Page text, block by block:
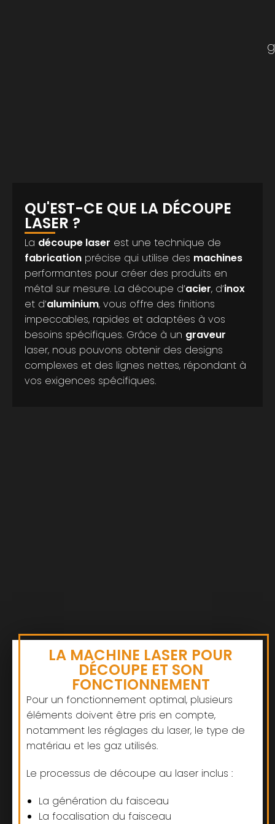
QU'EST-CE QUE LA DÉCOUPE
LASER ?
La découpe laser est une technique de
fabrication précise qui utilise des machines
performantes pour créer des produits en
métal sur mesure. La découpe d’acier, d’inox
et d’aluminium, vous offre des finitions
impeccables, rapides et adaptées à vos
besoins spécifiques. Grâce à un graveur
laser, nous pouvons obtenir des designs
complexes et des lignes nettes, répondant à
vos exigences spécifiques.
LA MACHINE LASER POUR
DÉCOUPE ET SON
FONCTIONNEMENT
Pour un fonctionnement optimal, plusieurs
éléments doivent être pris en compte,
notamment les réglages du laser, le type de
matériau et les gaz utilisés.
Le processus de découpe au laser inclus :
La génération du faisceau
La focalisation du faisceau